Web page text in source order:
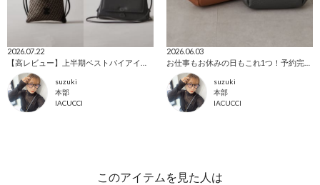
2026.07.22
suzuki
本部
IACUCCI
2026.06.03
お仕事もお休みの日もこれ1つ！予約完売を繰り返しているレザートートを徹底解説！
suzuki
本部
IACUCCI
このアイテムを見た人は